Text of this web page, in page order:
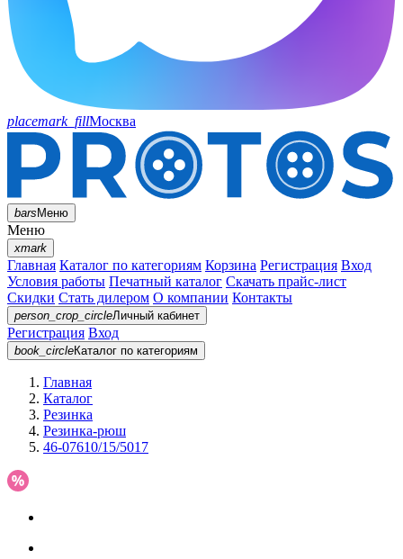
placemark_fillМосква
barsМеню
Меню
xmark
Главная Каталог по категориям Корзина Регистрация Вход
Условия работы Печатный каталог Скачать прайс-лист
Скидки Стать дилером О компании Контакты
person_crop_circleЛичный кабинет
Регистрация Вход
book_circleКаталог по категориям
Главная
Каталог
Резинка
Резинка-рюш
46-07610/15/5017